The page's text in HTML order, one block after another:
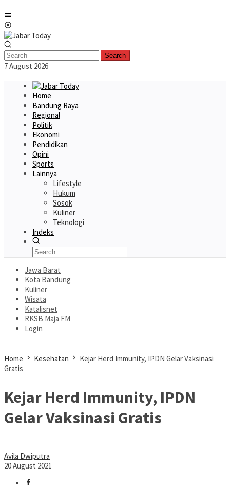
to
content
Search
7 August 2026
Home
Bandung Raya
Regional
Politik
Ekonomi
Pendidikan
Opini
Sports
Lainnya
Lifestyle
Hukum
Sosok
Kuliner
Teknologi
Indeks
Jawa Barat
Kota Bandung
Kuliner
Wisata
Katalisnet
RKSB Maja FM
Login
Home Kesehatan
Kejar Herd Immunity, IPDN Gelar Vaksinasi
Gratis
Kejar Herd Immunity, IPDN
Gelar Vaksinasi Gratis
Avila Dwiputra
20 August 2021